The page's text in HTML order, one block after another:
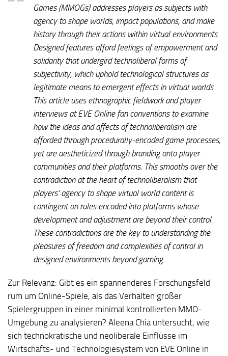
Games (MMOGs) addresses players as subjects with
agency to shape worlds, impact populations, and make
history through their actions within virtual environments.
Designed features afford feelings of empowerment and
solidarity that undergird technoliberal forms of
subjectivity, which uphold technological structures as
legitimate means to emergent effects in virtual worlds.
This article uses ethnographic fieldwork and player
interviews at EVE Online fan conventions to examine
how the ideas and affects of technoliberalism are
afforded through procedurally-encoded game processes,
yet are aestheticized through branding onto player
communities and their platforms. This smooths over the
contradiction at the heart of technoliberalism that
players’ agency to shape virtual world content is
contingent on rules encoded into platforms whose
development and adjustment are beyond their control.
These contradictions are the key to understanding the
pleasures of freedom and complexities of control in
designed environments beyond gaming.
Zur Relevanz: Gibt es ein spannenderes Forschungsfeld
rum um Online-Spiele, als das Verhalten großer
Spielergruppen in einer minimal kontrollierten MMO-
Umgebung zu analysieren? Aleena Chia untersucht, wie
sich technokratische und neoliberale Einflüsse im
Wirtschafts- und Technologiesystem von EVE Online in